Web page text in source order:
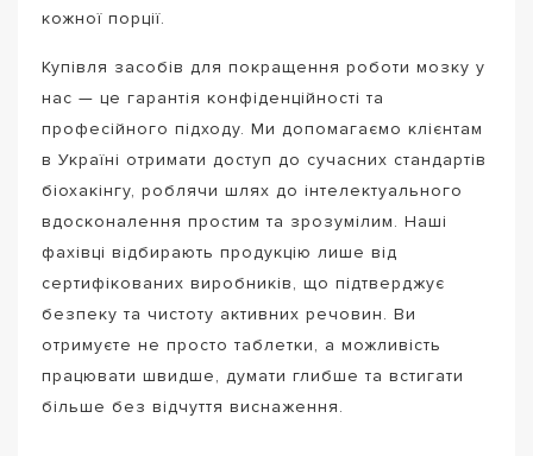
кожної порції.
Купівля засобів для покращення роботи мозку у
нас — це гарантія конфіденційності та
професійного підходу. Ми допомагаємо клієнтам
в Україні отримати доступ до сучасних стандартів
біохакінгу, роблячи шлях до інтелектуального
вдосконалення простим та зрозумілим. Наші
фахівці відбирають продукцію лише від
сертифікованих виробників, що підтверджує
безпеку та чистоту активних речовин. Ви
отримуєте не просто таблетки, а можливість
працювати швидше, думати глибше та встигати
більше без відчуття виснаження.